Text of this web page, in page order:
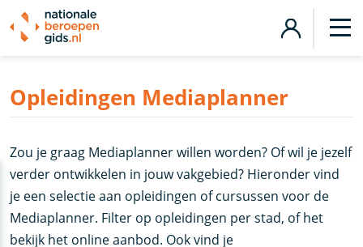
Opleidingen Mediaplanner
Zou je graag Mediaplanner willen worden? Of wil je jezelf
verder ontwikkelen in jouw vakgebied? Hieronder vind
je een selectie aan opleidingen of cursussen voor de
Mediaplanner. Filter op opleidingen per stad, of het
bekijk het online aanbod. Ook vind je